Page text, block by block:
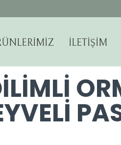
İLETİŞİM